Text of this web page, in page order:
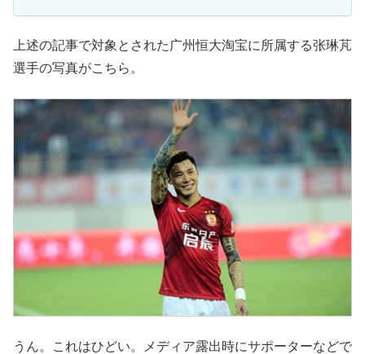
上述の記事で対象とされた广州恒大淘宝に所属する张琳芃
選手の写真がこちら。
うん。これはひどい。メディア露出時にサポーターなどで